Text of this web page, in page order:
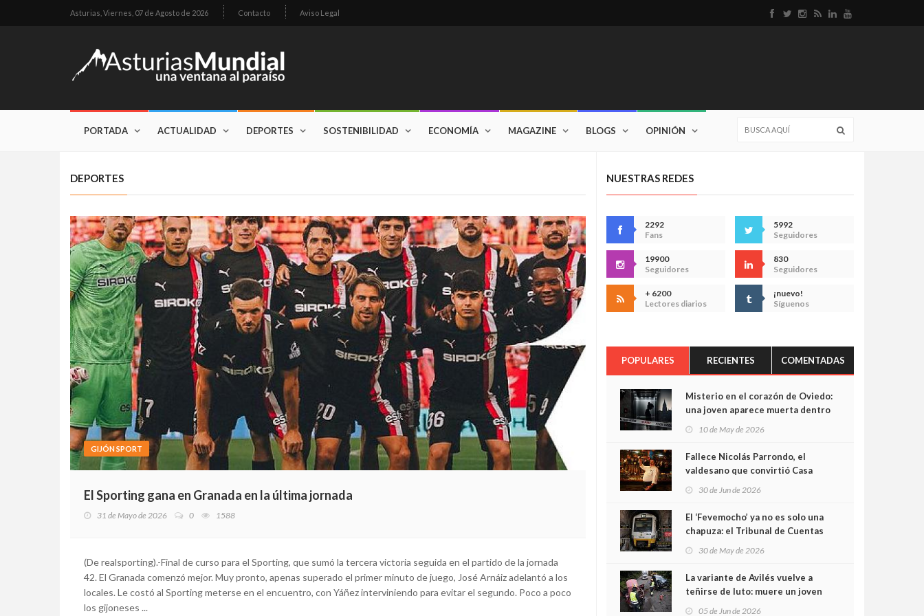
Asturias, Viernes, 07 de Agosto de 2026 Contacto Aviso Legal
PORTADA ACTUALIDAD DEPORTES SOSTENIBILIDAD ECONOMÍA MAGAZINE BLOGS OPINIÓN
DEPORTES
GIJÓN SPORT
El Sporting gana en Granada en la última jornada
31 de Mayo de 2026 0 1588
(De realsporting).-Final de curso para el Sporting, que sumó la tercera victoria seguida en el partido de la jornada
42. El Granada comenzó mejor. Muy pronto, apenas superado el primer minuto de juego, José Arnáiz adelantó a los
locales. Le costó al Sporting meterse en el encuentro, con Yáñez interviniendo para evitar el segundo. Poco a poco
los gijoneses ...
NUESTRAS REDES
2292
Fans
5992
Seguidores
19900
Seguidores
830
Seguidores
+ 6200
Lectores diarios
¡nuevo!
Síguenos
POPULARES RECIENTES COMENTADAS
Misterio en el corazón de Oviedo:
una joven aparece muerta dentro
cámaras captan sus últimos
minutos
10 de May de 2026
Fallece Nicolás Parrondo, el
valdesano que convirtió Casa
30 de Jun de 2026
El ‘Fevemocho’ ya no es solo una
chapuza: el Tribunal de Cuentas
sobrecoste de los trenes que no
cabían por los túneles
30 de May de 2026
La variante de Avilés vuelve a
teñirse de luto: muere un joven
05 de Jun de 2026